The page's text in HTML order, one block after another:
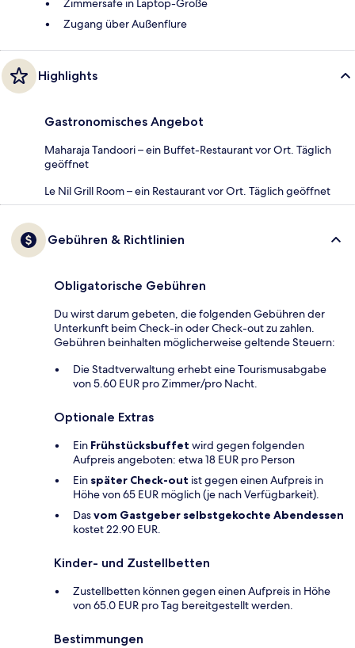
Zimmersafe in Laptop-Größe
Zugang über Außenflure
Highlights
Gastronomisches Angebot
Maharaja Tandoori – ein Buffet-Restaurant vor Ort. Täglich
geöffnet
Le Nil Grill Room – ein Restaurant vor Ort. Täglich geöffnet
Gebühren & Richtlinien
Obligatorische Gebühren
Du wirst darum gebeten, die folgenden Gebühren der
Unterkunft beim Check-in oder Check-out zu zahlen.
Gebühren beinhalten möglicherweise geltende Steuern:
Die Stadtverwaltung erhebt eine Tourismusabgabe
von 5.60 EUR pro Zimmer/pro Nacht.
Optionale Extras
Ein Frühstücksbuffet wird gegen folgenden
Aufpreis angeboten: etwa 18 EUR pro Person
Ein später Check-out ist gegen einen Aufpreis in
Höhe von 65 EUR möglich (je nach Verfügbarkeit).
Dasvom Gastgeber selbstgekochte Abendessen
kostet 22.90 EUR.
Kinder- und Zustellbetten
Zustellbetten können gegen einen Aufpreis in Höhe
von 65.0 EUR pro Tag bereitgestellt werden.
Bestimmungen